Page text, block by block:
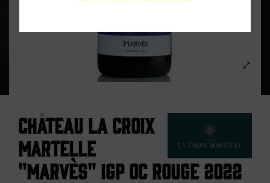
Château la Croix
Martelle
"Marvès" IGP Oc Rouge 2022